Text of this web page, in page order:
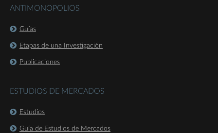
ANTIMONOPOLIOS
Guías
Etapas de una Investigación
Publicaciones
ESTUDIOS DE MERCADOS
Estudios
Guía de Estudios de Mercados